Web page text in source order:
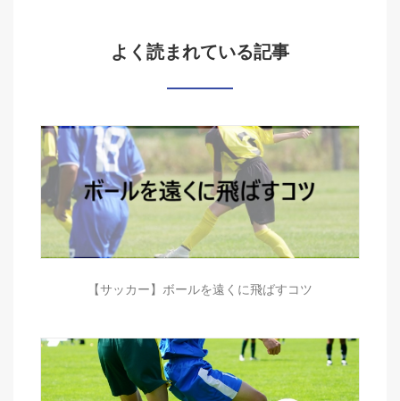
よく読まれている記事
【サッカー】ボールを遠くに飛ばすコツ